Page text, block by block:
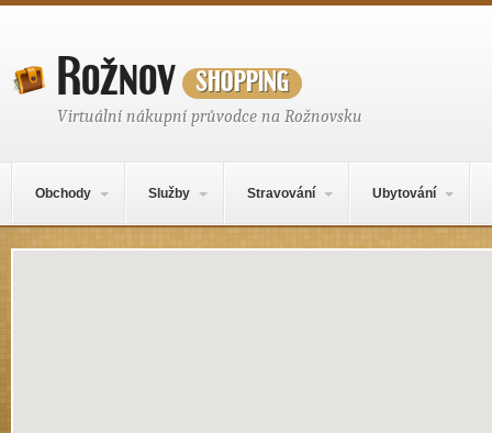
Rožnovshopping
Virtuální nákupní průvodce na Rožnovsku
Obchody Služby Stravování Ubytování
Mapa obsahu